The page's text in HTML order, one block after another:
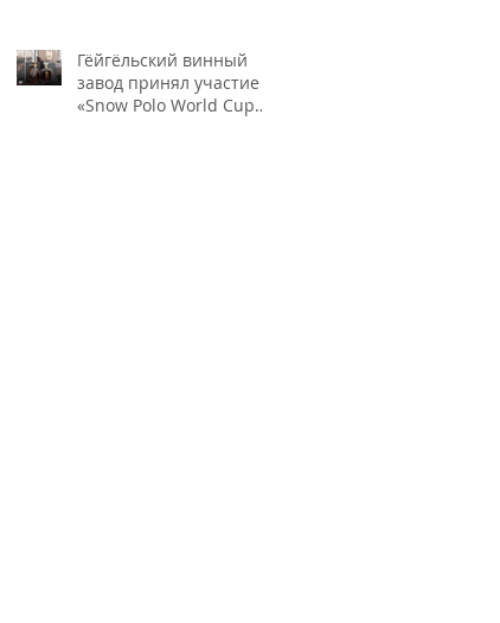
Гёйгёльский винный
завод принял участие в
«Snow Polo World Cup